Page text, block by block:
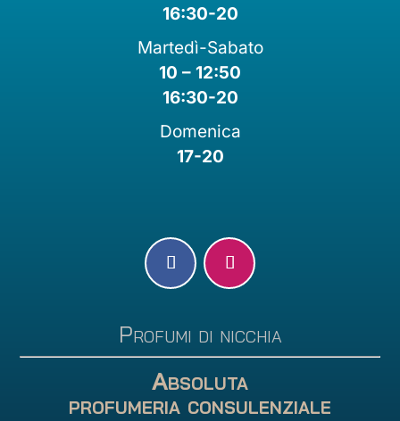
16:30-20
Martedì-Sabato
10 – 12:50
16:30-20
Domenica
17-20
Profumi di nicchia
Absoluta
profumeria consulenziale